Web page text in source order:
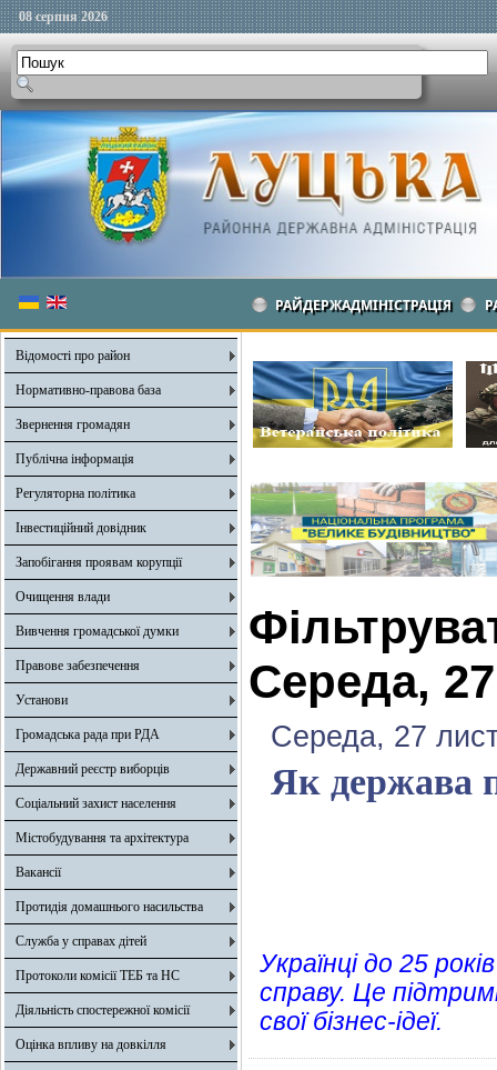
08 серпня 2026
РАЙДЕРЖАДМІНІСТРАЦІЯ
Відомості про район
Нормативно-правова база
Звернення громадян
Публічна інформація
Регуляторна політика
Інвестиційний довідник
Запобігання проявам корупції
Очищення влади
Вивчення громадської думки
Правове забезпечення
Установи
Громадська рада при РДА
Державний реєстр виборців
Соціальний захист населення
Містобудування та архітектура
Вакансії
Протидія домашнього насильства
Служба у справах дітей
Протоколи комісії ТЕБ та НС
Діяльність спостережної комісії
Оцінка впливу на довкілля
Середа,
Середа, 27
Як держава
Українці до 25
справу. Це
свої бізнес-ідеї.